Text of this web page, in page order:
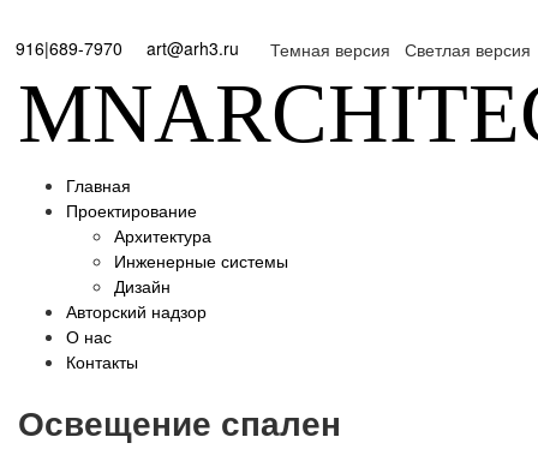
916|689-7970 art@arh3.ru Темная версия Светлая версия
Главная
Проектирование
Архитектура
Инженерные системы
Дизайн
Авторский надзор
О нас
Контакты
Освещение спален